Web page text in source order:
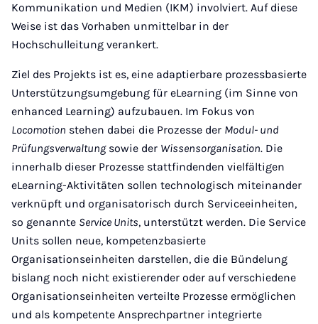
Kommunikation und Medien (IKM) involviert. Auf diese
Weise ist das Vorhaben unmittelbar in der
Hochschulleitung verankert.
Ziel des Projekts ist es, eine adaptierbare prozessbasierte
Unterstützungsumgebung für eLearning (im Sinne von
enhanced Learning) aufzubauen. Im Fokus von
Locomotion stehen dabei die Prozesse der Modul- und
Prüfungsverwaltungsowie der Wissensorganisation. Die
innerhalb dieser Prozesse stattfindenden vielfältigen
eLearning-Aktivitäten sollen technologisch miteinander
verknüpft und organisatorisch durch Serviceeinheiten,
so genannte Service Units, unterstützt werden. Die Service
Units sollen neue, kompetenzbasierte
Organisationseinheiten darstellen, die die Bündelung
bislang noch nicht existierender oder auf verschiedene
Organisationseinheiten verteilte Prozesse ermöglichen
und als kompetente Ansprechpartner integrierte